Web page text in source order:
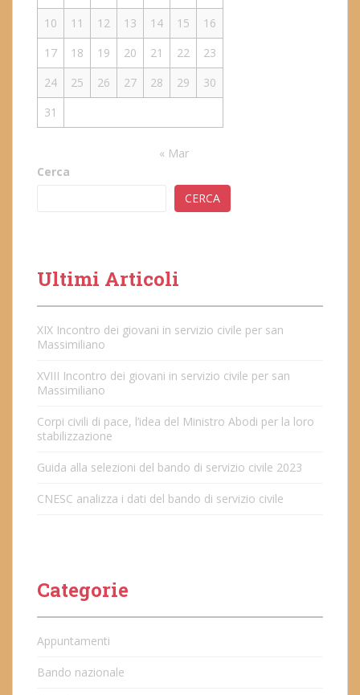
10
11 12 13 14 15
16
17
18 19 20 21 22
23
24
25 26 27 28 29
30
31
« Mar
Cerca
CERCA
Ultimi Articoli
XIX Incontro dei giovani in servizio civile per san
Massimiliano
XVIII Incontro dei giovani in servizio civile per san
Massimiliano
Corpi civili di pace, l’idea del Ministro Abodi per la loro
stabilizzazione
Guida alla selezioni del bando di servizio civile 2023
CNESC analizza i dati del bando di servizio civile
Categorie
Appuntamenti
Bando nazionale